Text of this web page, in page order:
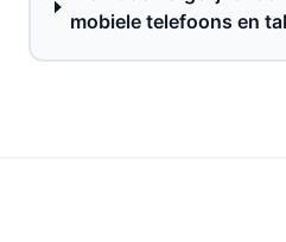
mobiele telefoons en